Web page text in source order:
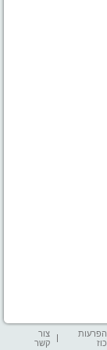
צור
קשר